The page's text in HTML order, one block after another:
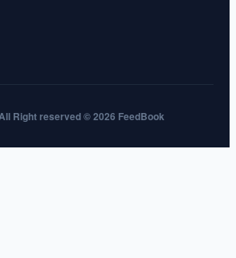
Right reserved © 2026 FeedBook